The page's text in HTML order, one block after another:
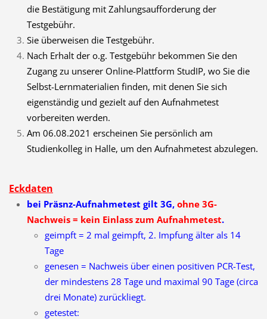
die Bestätigung mit Zahlungsaufforderung der
Testgebühr.
Sie überweisen die Testgebühr.
Nach Erhalt der o.g. Testgebühr bekommen Sie den
Zugang zu unserer Online-Plattform StudIP, wo Sie die
Selbst-Lernmaterialien finden, mit denen Sie sich
eigenständig und gezielt auf den Aufnahmetest
vorbereiten werden.
Am 06.08.2021 erscheinen Sie persönlich am
Studienkolleg in Halle, um den Aufnahmetest abzulegen.
Eckdaten
bei Präsnz-Aufnahmetest gilt 3G, ohne 3G-
Nachweis = kein Einlass zum Aufnahmetest.
geimpft = 2 mal geimpft, 2. Impfung älter als 14
Tage
genesen = Nachweis über einen positiven PCR-Test,
der mindestens 28 Tage und maximal 90 Tage (circa
drei Monate) zurückliegt.
getestet: